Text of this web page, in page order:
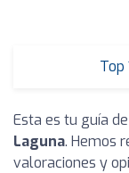
Top
Esta es tu guía de
Laguna. Hemos
valoraciones y